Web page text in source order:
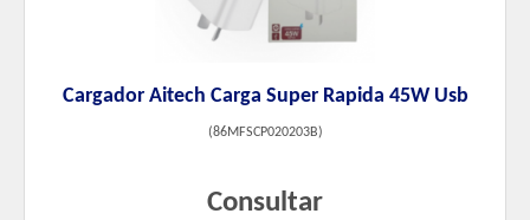
Cargador Aitech Carga Super Rapida 45W Usb
(86MFSCP020203B)
Consultar